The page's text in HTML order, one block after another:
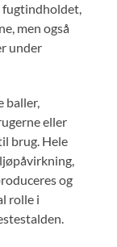
fugtindholdet,
men også
under
baller,
eller
brug. Hele
og
rolle i